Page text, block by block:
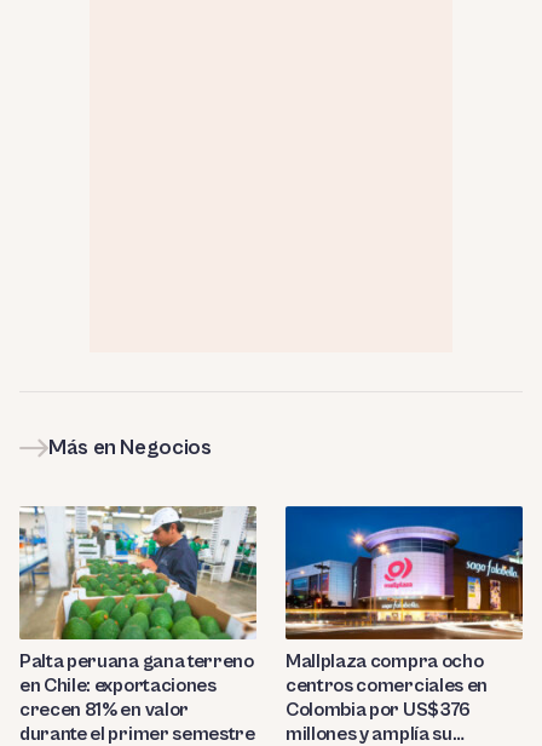
Más en Negocios
Palta peruana gana terreno
en Chile: exportaciones
crecen 81% en valor
durante el primer semestre
Mallplaza compra ocho
centros comerciales en
Colombia por US$376
millones y amplía su